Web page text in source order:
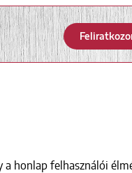
honlap felhasználói